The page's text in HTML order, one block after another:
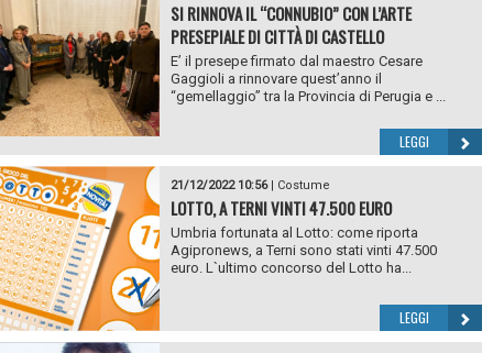
SI RINNOVA IL “CONNUBIO” CON L’ARTE
PRESEPIALE DI CITTÀ DI CASTELLO
E’ il presepe firmato dal maestro Cesare
Gaggioli a rinnovare quest’anno il
“gemellaggio” tra la Provincia di Perugia e ...
LEGGI
21/12/2022 10:56| Costume
LOTTO, A TERNI VINTI 47.500 EURO
Umbria fortunata al Lotto: come riporta
Agipronews, a Terni sono stati vinti 47.500
euro. L`ultimo concorso del Lotto ha...
LEGGI